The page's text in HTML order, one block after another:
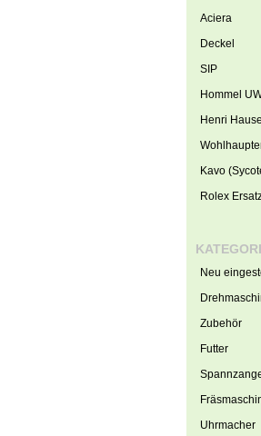
Aciera
Deckel
SIP
Hommel
Henri
Kavo
Rolex
Neu
Zubehör
Futter
Uhrmacher